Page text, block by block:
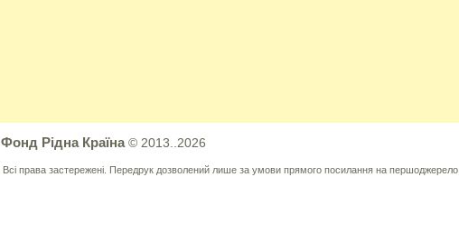
Фонд Рідна Країна© 2013..2026
Всі права застережені. Передрук дозволений лише за умови прямого посилання на першоджерело.